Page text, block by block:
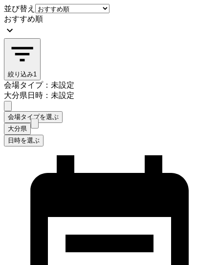
並び替え
おすすめ順
絞り込み1
会場タイプ：未設定
大分県日時：未設定
会場タイプを選ぶ
大分県
日時を選ぶ